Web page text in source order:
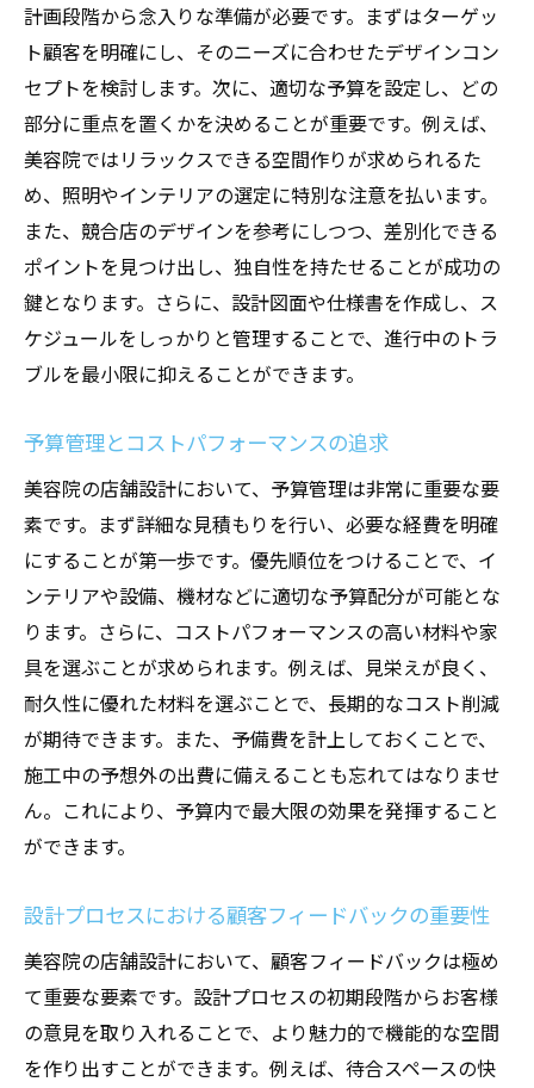
計画段階から念入りな準備が必要です。まずはターゲッ
ト顧客を明確にし、そのニーズに合わせたデザインコン
セプトを検討します。次に、適切な予算を設定し、どの
部分に重点を置くかを決めることが重要です。例えば、
美容院ではリラックスできる空間作りが求められるた
め、照明やインテリアの選定に特別な注意を払います。
また、競合店のデザインを参考にしつつ、差別化できる
ポイントを見つけ出し、独自性を持たせることが成功の
鍵となります。さらに、設計図面や仕様書を作成し、ス
ケジュールをしっかりと管理することで、進行中のトラ
ブルを最小限に抑えることができます。
予算管理とコストパフォーマンスの追求
美容院の店舗設計において、予算管理は非常に重要な要
素です。まず詳細な見積もりを行い、必要な経費を明確
にすることが第一歩です。優先順位をつけることで、イ
ンテリアや設備、機材などに適切な予算配分が可能とな
ります。さらに、コストパフォーマンスの高い材料や家
具を選ぶことが求められます。例えば、見栄えが良く、
耐久性に優れた材料を選ぶことで、長期的なコスト削減
が期待できます。また、予備費を計上しておくことで、
施工中の予想外の出費に備えることも忘れてはなりませ
ん。これにより、予算内で最大限の効果を発揮すること
ができます。
設計プロセスにおける顧客フィードバックの重要性
美容院の店舗設計において、顧客フィードバックは極め
て重要な要素です。設計プロセスの初期段階からお客様
の意見を取り入れることで、より魅力的で機能的な空間
を作り出すことができます。例えば、待合スペースの快